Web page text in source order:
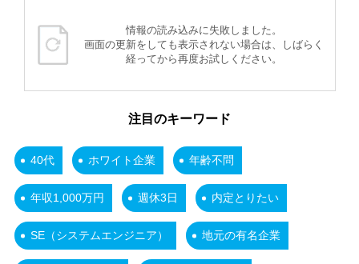
情報の読み込みに失敗しました。
画面の更新をしても表示されない場合は、しばらく
経ってから再度お試しください。
注目のキーワード
40代 ホワイト企業 年齢不問
年収1,000万円 週休3日 内定とりたい
SE（システムエンジニア） 地元の有名企業